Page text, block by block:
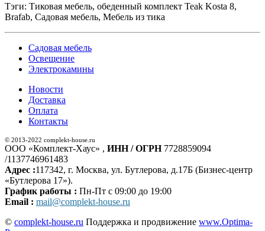
Тэги: Тиковая мебель, обеденный комплект Teak Kosta 8,
Brafab, Садовая мебель, Мебель из тика
Садовая мебель
Освещение
Электрокамины
Новости
Доставка
Оплата
Контакты
© 2013-2022 complekt-house.ru
ООО «Комплект-Хаус» , ИНН / ОГРН7728859094
/1137746961483
Адрес :117342, г. Москва, ул. Бутлерова, д.17Б (Бизнес-центр
«Бутлерова 17»).
График работы : Пн-Пт с 09:00 до 19:00
Email : mail@complekt-house.ru
© complekt-house.ru Поддержка и продвижение www.Optima-